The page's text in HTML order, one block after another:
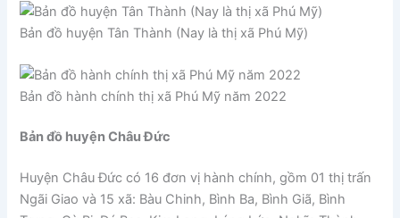
Bản đồ huyện Tân Thành (Nay là thị xã Phú Mỹ)
Bản đồ hành chính thị xã Phú Mỹ năm 2022
Bản đồ huyện Châu Đức
Huyện Châu Đức có 16 đơn vị hành chính, gồm 01 thị trấn
Ngãi Giao và 15 xã: Bàu Chinh, Bình Ba, Bình Giã, Bình